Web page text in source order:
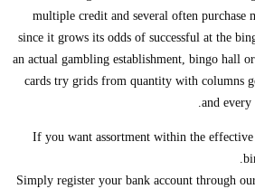
multiple credit and several
since it grows its odds of
an actual gambling establishment,
cards try grids from quantity with
If you want assortment within
Simply register your bank account